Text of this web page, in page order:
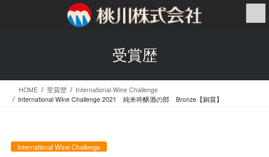
ス
ン
受賞歴
HOME 受賞歴
International Wine Challenge
International Wine Challenge 2021 純米吟醸酒の部 Bronze【銅賞】
International Wine Challenge